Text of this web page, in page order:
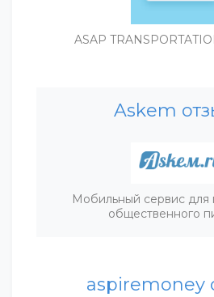
ASAP
Askem
Мобильный сервис для
общественного
aspiremoney